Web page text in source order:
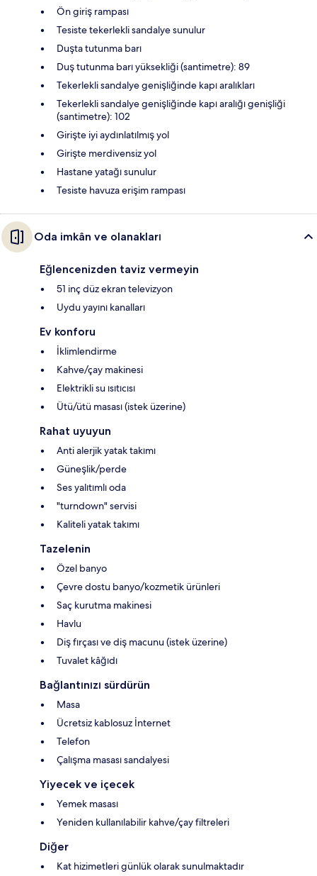
Ön giriş rampası
Tesiste tekerlekli sandalye sunulur
Duşta tutunma barı
Duş tutunma barı yüksekliği (santimetre): 89
Tekerlekli sandalye genişliğinde kapı aralıkları
Tekerlekli sandalye genişliğinde kapı aralığı genişliği
(santimetre): 102
Girişte iyi aydınlatılmış yol
Girişte merdivensiz yol
Hastane yatağı sunulur
Tesiste havuza erişim rampası
Oda imkân ve olanakları
Eğlencenizden taviz vermeyin
51 inç düz ekran televizyon
Uydu yayını kanalları
Ev konforu
İklimlendirme
Kahve/çay makinesi
Elektrikli su ısıtıcısı
Ütü/ütü masası (istek üzerine)
Rahat uyuyun
Anti alerjik yatak takımı
Güneşlik/perde
Ses yalıtımlı oda
"turndown" servisi
Kaliteli yatak takımı
Tazelenin
Özel banyo
Çevre dostu banyo/kozmetik ürünleri
Saç kurutma makinesi
Havlu
Diş fırçası ve diş macunu (istek üzerine)
Tuvalet kâğıdı
Bağlantınızı sürdürün
Masa
Ücretsiz kablosuz İnternet
Telefon
Çalışma masası sandalyesi
Yiyecek ve içecek
Yemek masası
Yeniden kullanılabilir kahve/çay filtreleri
Diğer
Kat hizimetleri günlük olarak sunulmaktadır